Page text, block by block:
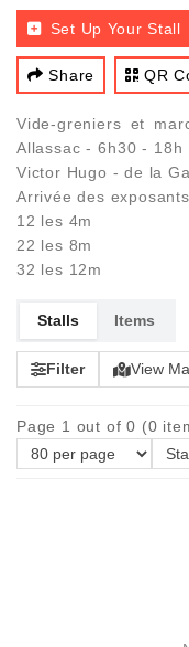
Set Up Your Stall
Share QR
Vide-greniers et
Allassac - 6h30 - 18h
Victor Hugo - de la
Arrivée des
12 les 4m
22 les 8m
32 les 12m
Stalls Items
Filter View
Page 1 out of 0 (0